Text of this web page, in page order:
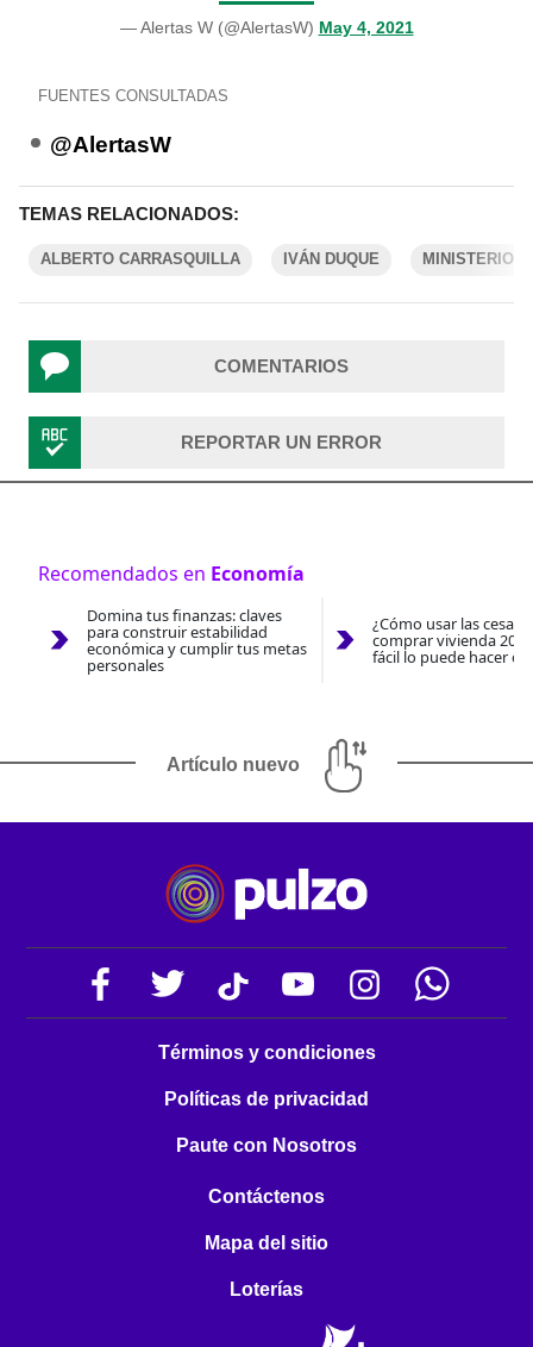
— Alertas W (@AlertasW) May 4, 2021
FUENTES CONSULTADAS
@AlertasW
TEMAS RELACIONADOS:
ALBERTO CARRASQUILLA IVÁN DUQUE MINISTERIO
COMENTARIOS
REPORTAR UN ERROR
Recomendados en Economía
Domina tus finanzas: claves
para construir estabilidad
económica y cumplir tus metas
personales
¿Cómo usar las
comprar vivienda
fácil lo puede hacer
Artículo nuevo
Términos y condiciones
Políticas de privacidad
Paute con Nosotros
Contáctenos
Mapa del sitio
Loterías